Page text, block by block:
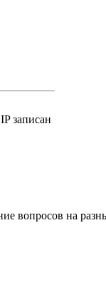
IP записан
вопросов на